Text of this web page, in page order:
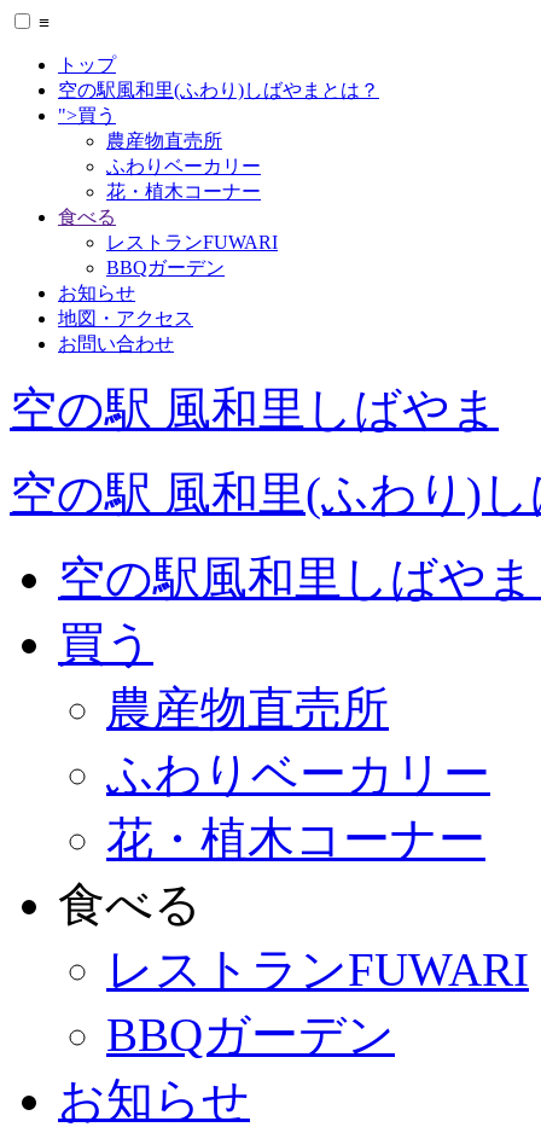
≡
トップ
空の駅風和里(ふわり)しばやまとは？
">買う
農産物直売所
ふわりベーカリー
花・植木コーナー
食べる
レストランFUWARI
BBQガーデン
お知らせ
地図・アクセス
お問い合わせ
空の駅 風和里しばやま
空の駅 風和里(ふわり)
空の駅風和里しばや
買う
農産物直売所
ふわりベーカリー
花・植木コーナー
食べる
レストランFUWARI
BBQガーデン
お知らせ